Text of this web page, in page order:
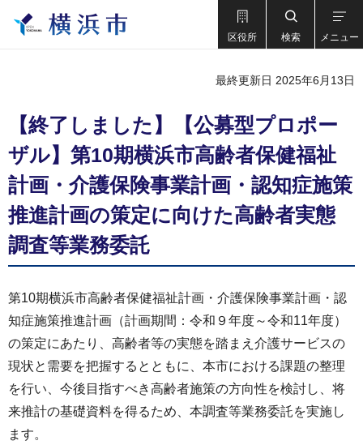
区役所 検索 メニュー
最終更新日 2025年6月13日
【終了しました】【公募型プロポー
ザル】第10期横浜市高齢者保健福祉
計画・介護保険事業計画・認知症施策
推進計画の策定に向けた高齢者実態
調査等業務委託
第10期横浜市高齢者保健福祉計画・介護保険事業計画・認
知症施策推進計画（計画期間：令和９年度～令和11年度）
の策定にあたり、高齢者等の実態を踏まえ介護サービスの
現状と需要を把握するとともに、本市における課題の整理
を行い、今後目指すべき高齢者施策の方向性を検討し、将
来推計の基礎資料を得るため、本調査等業務委託を実施し
ます。